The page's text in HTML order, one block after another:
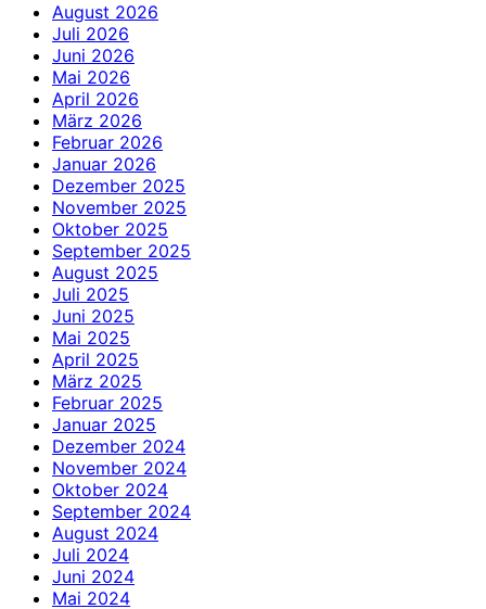
August 2026
Juli 2026
Juni 2026
Mai 2026
April 2026
März 2026
Februar 2026
Januar 2026
Dezember 2025
November 2025
Oktober 2025
September 2025
August 2025
Juli 2025
Juni 2025
Mai 2025
April 2025
März 2025
Februar 2025
Januar 2025
Dezember 2024
November 2024
Oktober 2024
September 2024
August 2024
Juli 2024
Juni 2024
Mai 2024